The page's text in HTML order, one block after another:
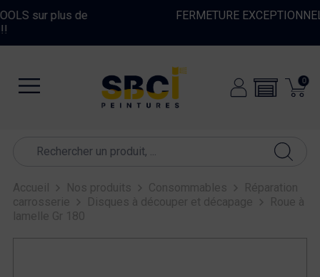
FERMETURE EXCEPTIONNELLE DU 10 AU 16 AOUT
0
Accueil Nos produits Consommables
Réparation
carrosserie
Disques à découper et décapage
Roue à
lamelle Gr 180